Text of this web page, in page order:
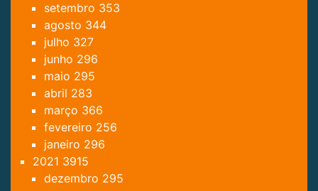
setembro 353
agosto 344
julho 327
junho 296
maio 295
abril 283
março 366
fevereiro 256
janeiro 296
2021 3915
dezembro 295